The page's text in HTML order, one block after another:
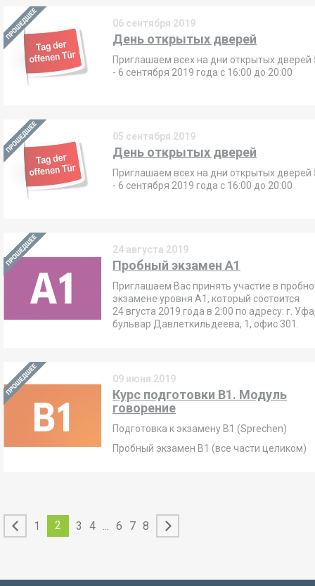
06 сентября 2019
День открытых дверей
Приглашаем всех на дни открытых дверей
- 6 сентября 2019 года с 16:00 до 20:00
05 сентября 2019
День открытых дверей
Приглашаем всех на дни открытых дверей
- 6 сентября 2019 года с 16:00 до 20:00
24 августа 2019
Пробный экзамен А1
Приглашаем Вас принять участие в
экзамене уровня А1, который состоится
24вгуста 2019 года в 2:00 по адресу: г.
бульвар Давлеткильдеева, 1, офис 301.
09 июня 2019
Курс подготовки B1. Модуль
говорение
Подготовка к экзамену В1 (Sprechen)
Пробный экзамен В1 (все части целиком)
1 2 3 4 6 7 8